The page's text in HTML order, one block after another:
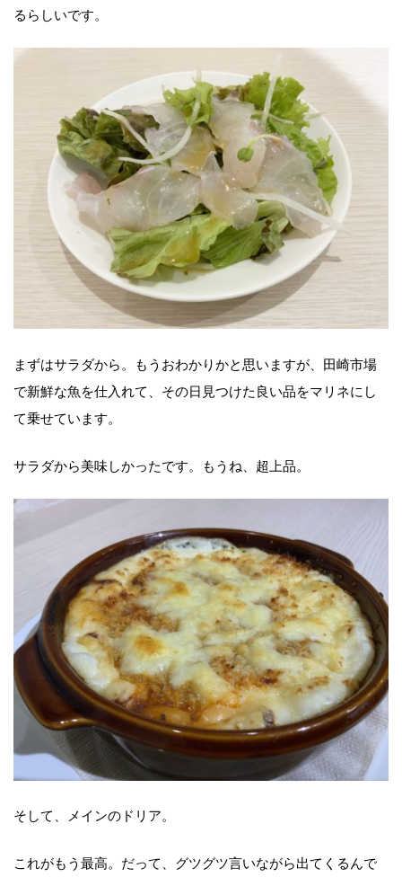
るらしいです。
まずはサラダから。もうおわかりかと思いますが、田崎市場
で新鮮な魚を仕入れて、その日見つけた良い品をマリネにし
て乗せています。
サラダから美味しかったです。もうね、超上品。
そして、メインのドリア。
これがもう最高。だって、グツグツ言いながら出てくるんで